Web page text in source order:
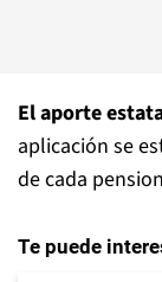
El aporte
aplicación se
de cada
Te puede